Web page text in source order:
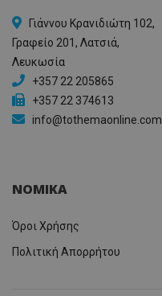
Γιάννου Κρανιδιώτη 102,
Γραφείο 201, Λατσιά,
Λευκωσία
+357 22 205865
+357 22 374613
info@tothemaonline.com
ΝΟΜΙΚΑ
Όροι Χρήσης
Πολιτική Απορρήτου